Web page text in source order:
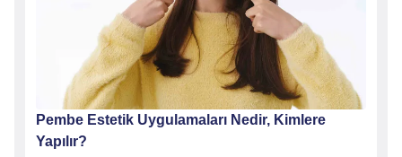
Pembe Estetik Uygulamaları Nedir, Kimlere
Yapılır?